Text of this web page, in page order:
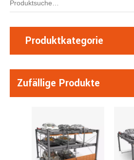
Produktkategorie
Zufällige Produkte